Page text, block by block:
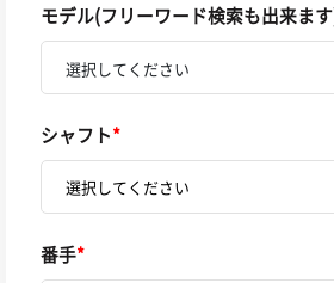
モデル(フリーワード検索も出来ま
選択してください
シャフト*
番手*